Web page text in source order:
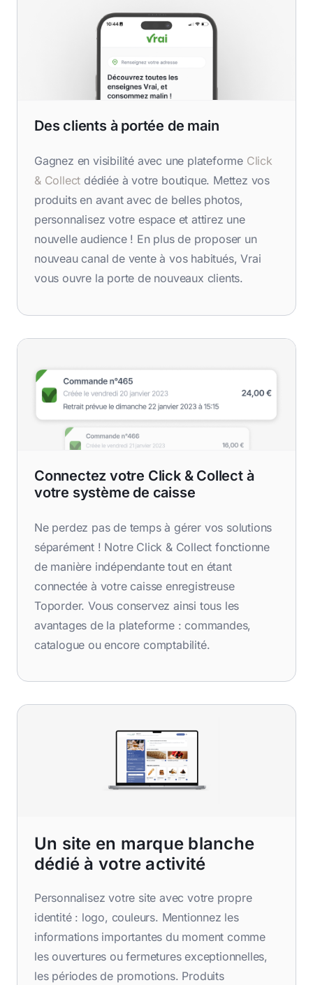
Des clients à portée de main
Gagnez en visibilité avec une plateforme Click
& Collect dédiée à votre boutique. Mettez vos
produits en avant avec de belles photos,
personnalisez votre espace et attirez une
nouvelle audience ! En plus de proposer un
nouveau canal de vente à vos habitués, Vrai
vous ouvre la porte de nouveaux clients.
Connectez votre Click & Collect à
votre système de caisse
Ne perdez pas de temps à gérer vos solutions
séparément ! Notre Click & Collect fonctionne
de manière indépendante tout en étant
connectée à votre caisse enregistreuse
Toporder. Vous conservez ainsi tous les
avantages de la plateforme : commandes,
catalogue ou encore comptabilité.
Un site en marque blanche
dédié à votre activité
Personnalisez votre site avec votre propre
identité : logo, couleurs. Mentionnez les
informations importantes du moment comme
les ouvertures ou fermetures exceptionnelles,
les périodes de promotions. Produits